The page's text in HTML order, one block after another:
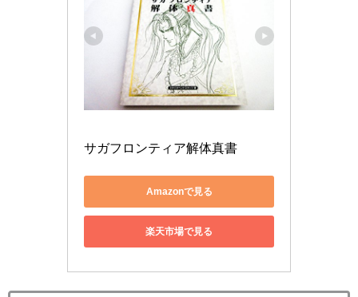
サガフロンティア解体真書
Amazonで見る
楽天市場で見る